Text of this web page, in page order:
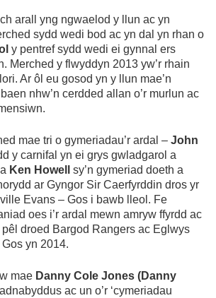
arall yng ngwaelod y llun ac yn
sydd wedi bod ac yn dal yn rhan o
y pentref sydd wedi ei gynnal ers
Merched y flwyddyn 2013 yw’r rhain
Ar ôl eu gosod yn y llun mae’n
nhw’n cerdded allan o’r murlun ac
mae tri o gymeriadau’r ardal – John
y carnifal yn ei grys gwladgarol a
Ken Howell sy’n gymeriad doeth a
ar Gyngor Sir Caerfyrddin dros yr
Evans – Gos i bawb lleol. Fe
oes i’r ardal mewn amryw ffyrdd ac
droed Bargod Rangers ac Eglwys
yn 2014.
mae Danny Cole Jones (Danny
ac un o’r ‘cymeriadau